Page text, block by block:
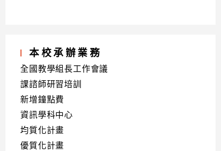
本校承辦業務
全國教學組長工作會議
課諮師研習培訓
新增鐘點費
資訊學科中心
均質化計畫
優質化計畫